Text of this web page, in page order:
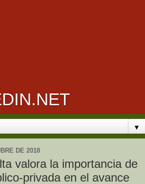
▼
DE 2018
valora la importancia de
privada en el avance